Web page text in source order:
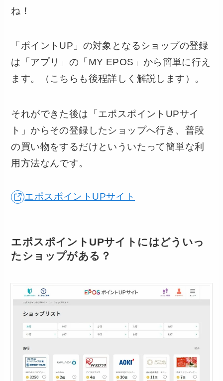
ね！
「ポイントUP」の対象となるショップの登録
は「アプリ」の「MY EPOS」から簡単に行え
ます。（こちらも後程詳しく解説します）。
それができた後は「エポスポイントUPサイ
ト」からその登録したショップへ行き、普段
の買い物をするだけといういたって簡単な利
用方法なんです。
エポスポイントUPサイト
エポスポイントUPサイトにはどういっ
たショップがある？